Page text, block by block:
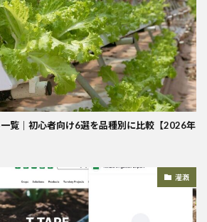
覧｜初心者向け6選を品種別に比較【2026年
灌漑